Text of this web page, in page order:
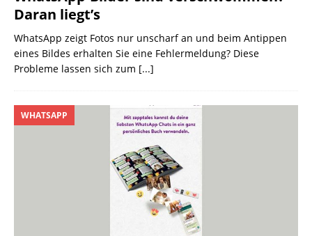
Daran liegt’s
WhatsApp zeigt Fotos nur unscharf an und beim Antippen
eines Bildes erhalten Sie eine Fehlermeldung? Diese
Probleme lassen sich zum [...]
WHATSAPP